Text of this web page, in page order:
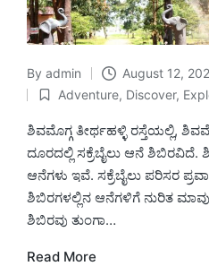
Posted
by
By admin August 12,
Posted
in
Adventure, Discover,
ಶಿವಮೊಗ್ಗ ತೀರ್ಥಹಳ್ಳಿ ರಸ್ತೆಯಲ್ಲಿ,
ದೂರದಲ್ಲಿ ಸಕ್ರೆಬೈಲು ಆನೆ ಶಿಬಿರವಿದೆ.
ಆನೆಗಳು ಇವೆ. ಸಕ್ರೆಬೈಲು ಪರಿಸರ
ಶಿಬಿರಗಳಲ್ಲಿನ ಆನೆಗಳಿಗೆ ನುರಿತ
ಶಿಬಿರವು ತುಂಗಾ…
Read More